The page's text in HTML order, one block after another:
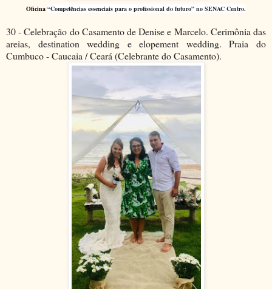
Oficina “Competências essenciais para o profissional do futuro” no SENAC Centro.
30 - Celebração do Casamento de Denise e Marcelo. Cerimônia das
areias, destination wedding e elopement wedding. Praia do
Cumbuco - Caucaia / Ceará (Celebrante do Casamento).